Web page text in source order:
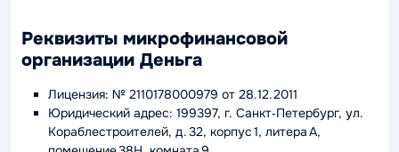
Реквизиты микрофинансовой
организации Деньга
Лицензия: № 2110178000979 от 28.12.2011
Юридический адрес: 199397, г. Санкт‑Петербург, ул.
Кораблестроителей, д. 32, корпус 1, литера А,